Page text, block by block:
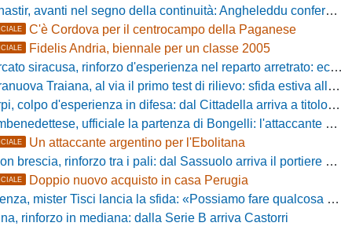
avanti nel segno della continuità: Angheleddu confermato in panchina, in attacco arriva Loru
C'è Cordova per il centrocampo della Paganese
Fidelis Andria, biennale per un classe 2005
siracusa, rinforzo d'esperienza nel reparto arretrato: ecco Orlando
Traiana, al via il primo test di rilievo: sfida estiva allo Zecchini con il Grosseto
colpo d'esperienza in difesa: dal Cittadella arriva a titolo definitivo Riccardo Gatti
ufficiale la partenza di Bongelli: l'attaccante passa in Serie D
Un attaccante argentino per l'Ebolitana
brescia, rinforzo tra i pali: dal Sassuolo arriva il portiere Gioele Zacchi
Doppio nuovo acquisto in casa Perugia
mister Tisci lancia la sfida: «Possiamo fare qualcosa di storico e regalarci la trasferta a Genova»
rinforzo in mediana: dalla Serie B arriva Castorri